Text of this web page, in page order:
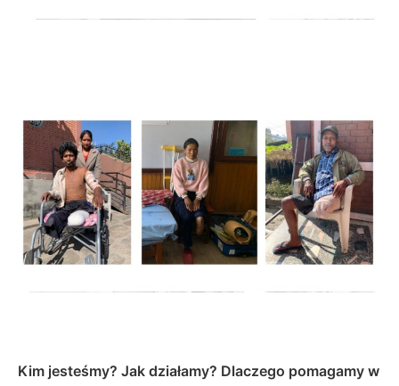
Kim jesteśmy? Jak działamy? Dlaczego pomagamy w